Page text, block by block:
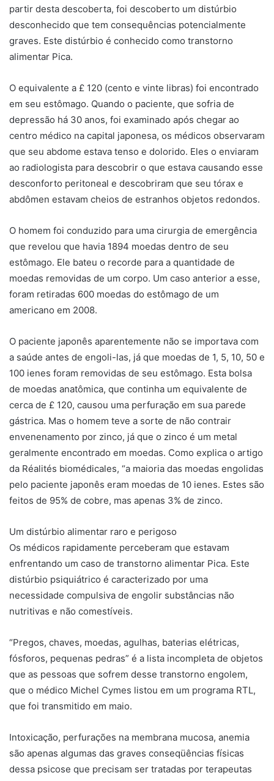
partir desta descoberta, foi descoberto um distúrbio
desconhecido que tem consequências potencialmente
graves. Este distúrbio é conhecido como transtorno
alimentar Pica.
O equivalente a £ 120 (cento e vinte libras) foi encontrado
em seu estômago. Quando o paciente, que sofria de
depressão há 30 anos, foi examinado após chegar ao
centro médico na capital japonesa, os médicos observaram
que seu abdome estava tenso e dolorido. Eles o enviaram
ao radiologista para descobrir o que estava causando esse
desconforto peritoneal e descobriram que seu tórax e
abdômen estavam cheios de estranhos objetos redondos.
O homem foi conduzido para uma cirurgia de emergência
que revelou que havia 1894 moedas dentro de seu
estômago. Ele bateu o recorde para a quantidade de
moedas removidas de um corpo. Um caso anterior a esse,
foram retiradas 600 moedas do estômago de um
americano em 2008.
O paciente japonês aparentemente não se importava com
a saúde antes de engoli-las, já que moedas de 1, 5, 10, 50 e
100 ienes foram removidas de seu estômago. Esta bolsa
de moedas anatômica, que continha um equivalente de
cerca de £ 120, causou uma perfuração em sua parede
gástrica. Mas o homem teve a sorte de não contrair
envenenamento por zinco, já que o zinco é um metal
geralmente encontrado em moedas. Como explica o artigo
da Réalités biomédicales, “a maioria das moedas engolidas
pelo paciente japonês eram moedas de 10 ienes. Estes são
feitos de 95% de cobre, mas apenas 3% de zinco.
Um distúrbio alimentar raro e perigoso
Os médicos rapidamente perceberam que estavam
enfrentando um caso de transtorno alimentar Pica. Este
distúrbio psiquiátrico é caracterizado por uma
necessidade compulsiva de engolir substâncias não
nutritivas e não comestíveis.
“Pregos, chaves, moedas, agulhas, baterias elétricas,
fósforos, pequenas pedras” é a lista incompleta de objetos
que as pessoas que sofrem desse transtorno engolem,
que o médico Michel Cymes listou em um programa RTL,
que foi transmitido em maio.
Intoxicação, perfurações na membrana mucosa, anemia
são apenas algumas das graves conseqüências físicas
dessa psicose que precisam ser tratadas por terapeutas